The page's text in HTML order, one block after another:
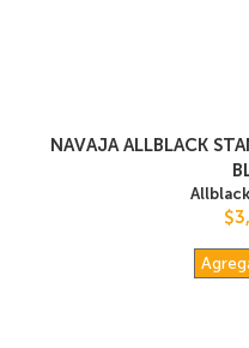
NAVAJA ALLBLACK